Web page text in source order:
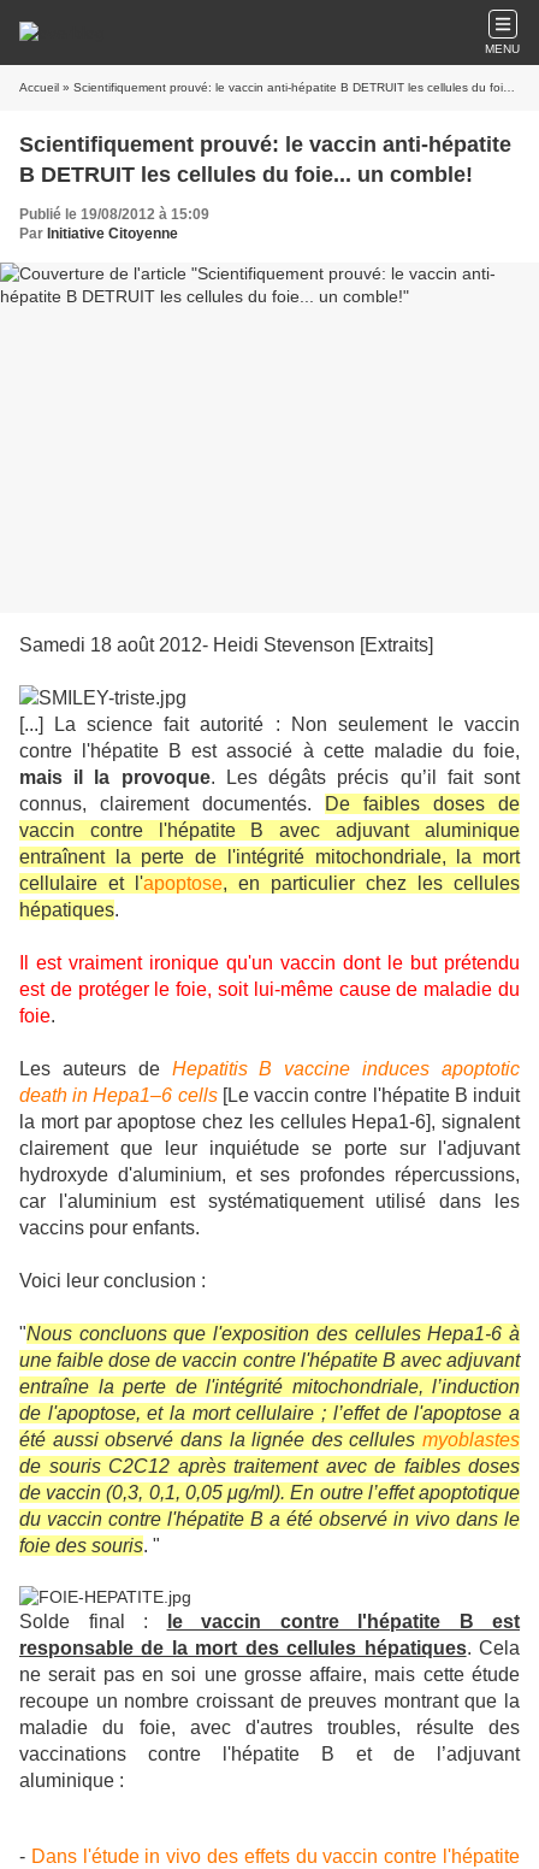
MENU
Accueil » Scientifiquement prouvé: le vaccin anti-hépatite B DETRUIT les cellules du foie... un comble!
Scientifiquement prouvé: le vaccin anti-hépatite
B DETRUIT les cellules du foie... un comble!
Publié le 19/08/2012 à 15:09
Par Initiative Citoyenne
Samedi 18 août 2012- Heidi Stevenson [Extraits]
[...]
La science fait autorité : Non seulement le vaccin
contre l'hépatite B est associé à cette maladie du foie,
mais il la provoque. Les dégâts précis qu’il fait sont
connus, clairement documentés.
De faibles doses de
vaccin contre l'hépatite B avec adjuvant aluminique
entraînent la perte de l'intégrité mitochondriale, la mort
cellulaire et l'apoptose, en particulier chez les cellules
hépatiques.
Il est vraiment ironique qu'un vaccin dont le but prétendu
est de protéger le foie, soit lui-même cause de maladie du
foie.
Les auteurs de Hepatitis B vaccine induces apoptotic
death in Hepa1–6 cells[Le vaccin contre l'hépatite B induit
la mort par apoptose chez les cellules Hepa1-6], signalent
clairement que leur inquiétude se porte sur l'adjuvant
hydroxyde d'aluminium, et ses profondes répercussions,
car l'aluminium est systématiquement utilisé dans les
vaccins pour enfants.
Voici leur conclusion :
"Nous concluons que l'exposition des cellules Hepa1-6 à
une faible dose de vaccin contre l'hépatite B avec adjuvant
entraîne la perte de l'intégrité mitochondriale, l’induction
de l'apoptose, et la mort cellulaire ; l’effet de l'apoptose a
été aussi observé dans la lignée des cellules myoblastes
de souris C2C12 après traitement avec de faibles doses
de vaccin (0,3, 0,1, 0,05 μg/ml). En outre l’effet apoptotique
du vaccin contre l'hépatite B a été observé in vivo dans le
foie des souris. "
Solde final :
le vaccin contre l'hépatite B est
responsable de la mort des cellules hépatiques. Cela
ne serait pas en soi une grosse affaire, mais cette étude
recoupe un nombre croissant de preuves montrant que la
maladie du foie, avec d'autres troubles, résulte des
vaccinations contre l'hépatite B et de l’adjuvant
aluminique :
- Dans l'étude in vivo des effets du vaccin contre l'hépatite